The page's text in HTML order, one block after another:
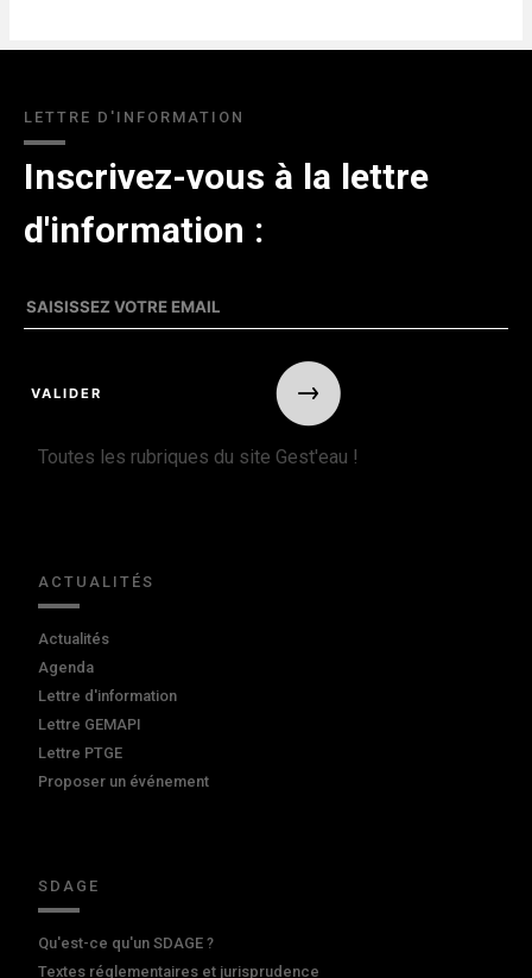
LETTRE D'INFORMATION
Inscrivez-vous à la lettre
d'information :
Toutes les rubriques du site Gest'eau !
ACTUALITÉS
Actualités
Agenda
Lettre d'information
Lettre GEMAPI
Lettre PTGE
Proposer un événement
SDAGE
Qu'est-ce qu'un SDAGE ?
Textes réglementaires et jurisprudence